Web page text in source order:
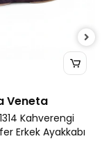
Veneta
Kahverengi
Erkek Ayakkabı